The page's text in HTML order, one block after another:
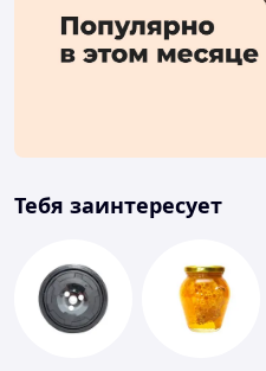
Тебя заинтересует